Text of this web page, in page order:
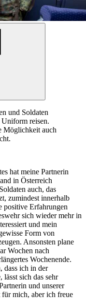
und Soldaten
reisen.
Möglichkeit auch
hat meine Partnerin
in Österreich
auch, das
zumindest innerhalb
positive Erfahrungen
sich wieder mehr in
und mein
Form von
Ansonsten plane
Wochen nach
Wochenende.
dass ich in der
lässt sich das sehr
und unserer
mich, aber ich freue